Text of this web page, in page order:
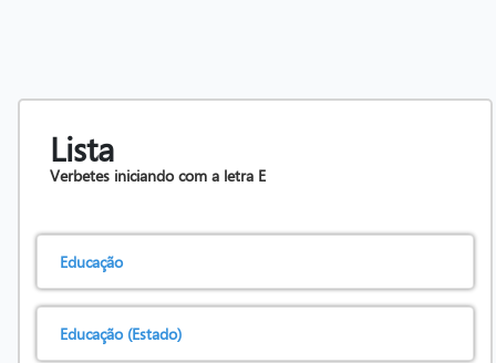
Lista
Verbetes iniciando com a letra E
Educação
Educação (Estado)